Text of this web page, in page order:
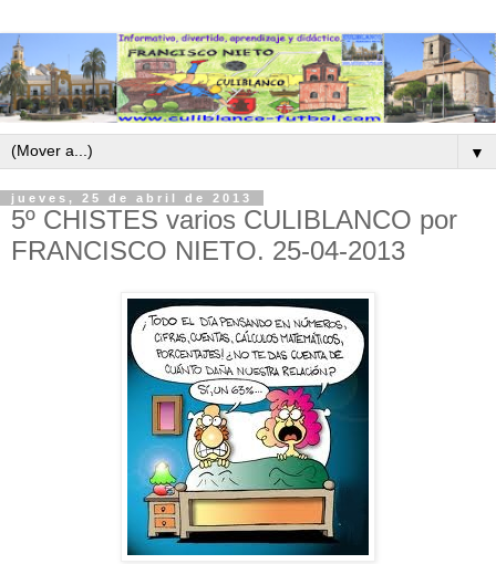
▼
jueves, 25 de abril de 2013
5º CHISTES varios CULIBLANCO por
FRANCISCO NIETO. 25-04-2013